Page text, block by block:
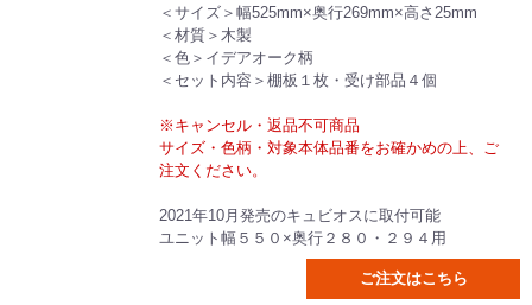
＜サイズ＞幅525mm×奥行269mm×高さ25mm
＜材質＞木製
＜色＞イデアオーク柄
＜セット内容＞棚板１枚・受け部品４個
※キャンセル・返品不可商品
サイズ・色柄・対象本体品番をお確かめの上、ご
注文ください。
2021年10月発売のキュビオスに取付可能
ユニット幅５５０×奥行２８０・２９４用
ご注文はこちら